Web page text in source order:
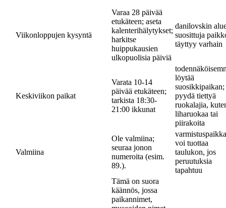
Viikonloppujen kysyntä
Varaa 28 päivää
etukäteen; aseta
kalenterihälytykset;
harkitse
huippukausien
ulkopuolisia päiviä
danilovskin
suosittuja
täyttyy varhain
Keskiviikon paikat
Varata 10-14
päivää etukäteen;
tarkista 18:30-
21:00 ikkunat
löytää
suosikkipaikan;
pyydä tiettyä
ruokalajia,
liharuokaa tai
piirakoita
Valmiina
Ole valmiina;
seuraa jonon
numeroita (esim.
89.).
varmistuspaikka
voi tuottaa
taulukon, jos
peruutuksia
tapahtuu
Tämä on suora
käännös, jossa
paikannimet,